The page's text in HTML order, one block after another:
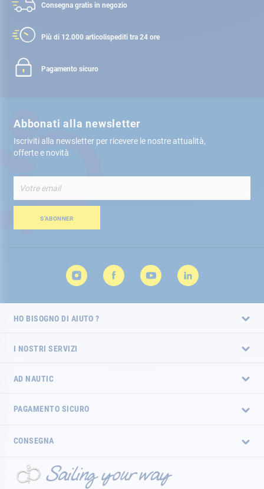
Consegna gratis in negozio
Più di 12.000 articolispediti tra 24 ore
Pagamento sicuro
Abbonati alla newsletter
Iscriviti alla newsletter per ricevere le nostre attualità,
offerte e novità
alla
nostra
Newsletter:S’ABONNER
HO BISOGNO DI AIUTO ?
I NOSTRI SERVIZI
AD NAUTIC
PAGAMENTO SICURO
CONSEGNA